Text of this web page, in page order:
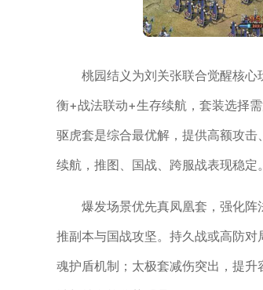
桃园结义为刘关张联合觉醒核
衡+战法联动+生存续航，套装选择
驱虎套是综合最优解，提供高额攻
续航，推图、国战、跨服战表现稳定
爆发场景优先真凤凰套，强化
推副本与国战攻坚。持久战或高防
魂护盾机制；太极套减伤突出，提